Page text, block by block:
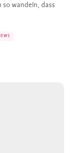
so wandeln, dass